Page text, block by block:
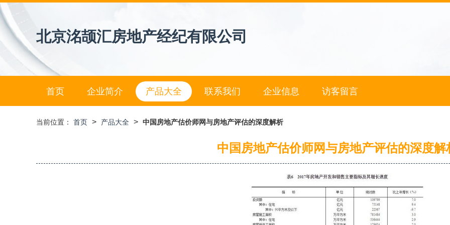
北京洺颉汇房地产经纪有限公司
首页 企业简介 产品大全 联系我们 企业信息 访客留言
当前位置： 首页 > 产品大全 > 中国房地产估价师网与房地产评估的深度解析
中国房地产估价师网与房地产评估的深度解